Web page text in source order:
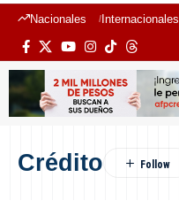
Nacionales Internacionales
Crédito